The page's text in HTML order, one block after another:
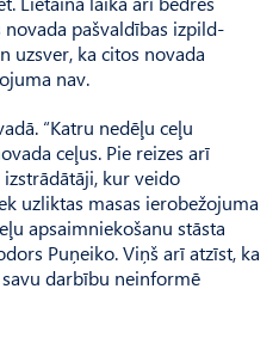
novada pašvaldības iz­pild­
uzsver, ka citos novada
nav.
“Katru nedēļu ceļu
ceļus. Pie reizes arī
kur veido
uzliktas masas ierobežojuma
apsaimniekošanu stāsta
Pu­ņeiko. Viņš arī atzīst, ka
darbību neinformē